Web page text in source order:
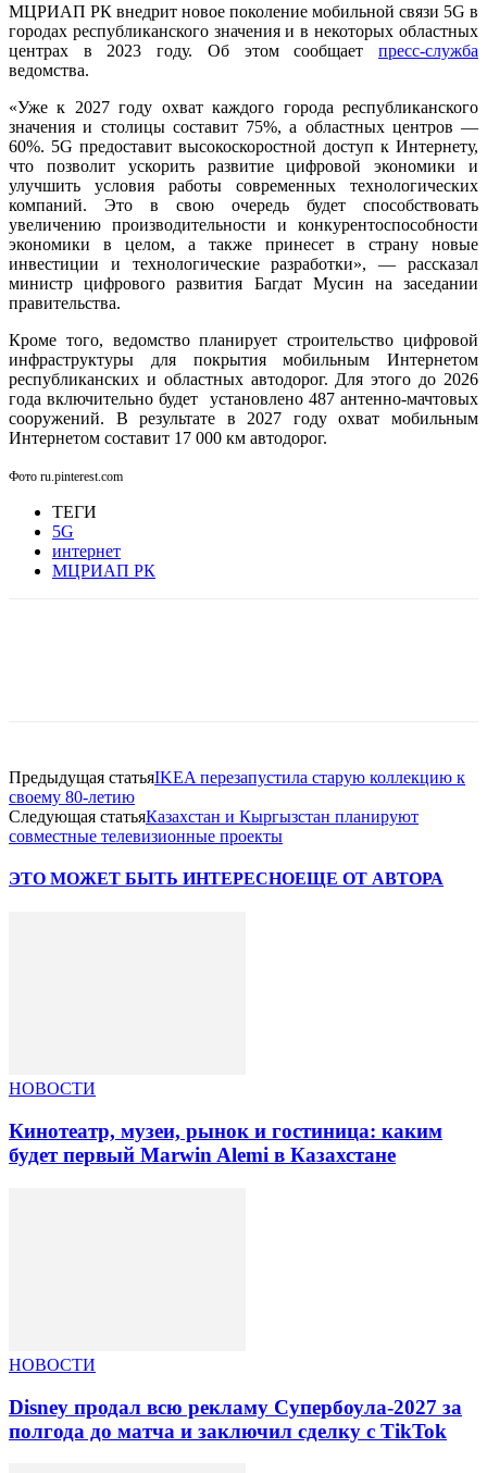
МЦРИАП РК внедрит новое поколение мобильной связи 5G в
городах республиканского значения и в некоторых областных
центрах в 2023 году. Об этом сообщает пресс-служба
ведомства.
«Уже к 2027 году охват каждого города республиканского
значения и столицы составит 75%, а областных центров —
60%. 5G предоставит высокоскоростной доступ к Интернету,
что позволит ускорить развитие цифровой экономики и
улучшить условия работы современных технологических
компаний. Это в свою очередь будет способствовать
увеличению производительности и конкурентоспособности
экономики в целом, а также принесет в страну новые
инвестиции и технологические разработки», — рассказал
министр цифрового развития Багдат Мусин на заседании
правительства.
Кроме того, ведомство планирует строительство цифровой
инфраструктуры для покрытия мобильным Интернетом
республиканских и областных автодорог. Для этого до 2026
года включительно будет установлено 487 антенно-мачтовых
сооружений. В результате в 2027 году охват мобильным
Интернетом составит 17 000 км автодорог.
Фото ru.pinterest.com
ТЕГИ
5G
интернет
МЦРИАП РК
Предыдущая статьяIKEA перезапустила старую коллекцию к
своему 80-летию
Следующая статьяКазахстан и Кыргызстан планируют
совместные телевизионные проекты
ЭТО МОЖЕТ БЫТЬ ИНТЕРЕСНОЕЩЕ ОТ АВТОРА
НОВОСТИ
Кинотеатр, музеи, рынок и гостиница: каким
будет первый Marwin Alemi в Казахстане
НОВОСТИ
Disney продал всю рекламу Супербоула-2027 за
полгода до матча и заключил сделку с TikTok